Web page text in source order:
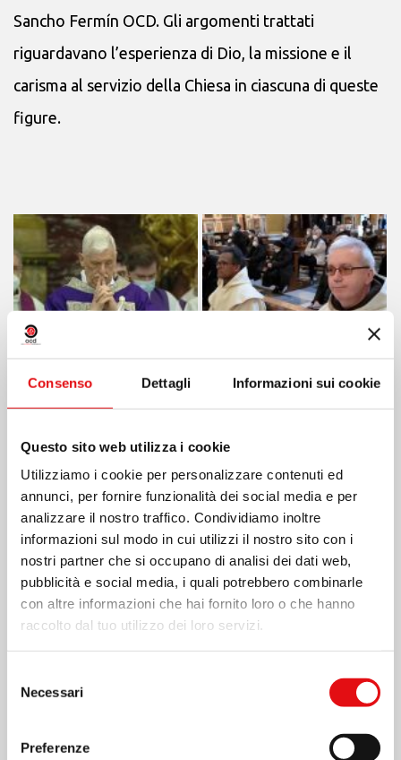
Consenso Dettagli Informazioni sui cookie
Questo sito web utilizza i cookie
Utilizziamo i cookie per personalizzare contenuti ed
annunci, per fornire funzionalità dei social media e per
analizzare il nostro traffico. Condividiamo inoltre
informazioni sul modo in cui utilizzi il nostro sito con i
nostri partner che si occupano di analisi dei dati web,
pubblicità e social media, i quali potrebbero combinarle
con altre informazioni che hai fornito loro o che hanno
raccolto dal tuo utilizzo dei loro servizi.
delNecessari
Preferenze
Sancho Fermín OCD. Gli argomenti trattati
riguardavano l’esperienza di Dio, la missione e il
carisma al servizio della Chiesa in ciascuna di queste
figure.